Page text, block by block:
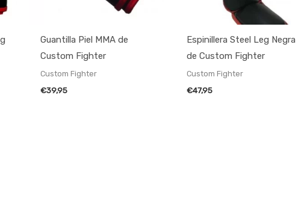
Guantilla Piel MMA de
Custom Fighter
Custom Fighter
€39,95
Espinillera Steel Leg Negra
de Custom Fighter
Custom Fighter
€47,95